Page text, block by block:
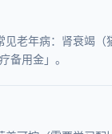
老年病：肾衰竭
备用金」。